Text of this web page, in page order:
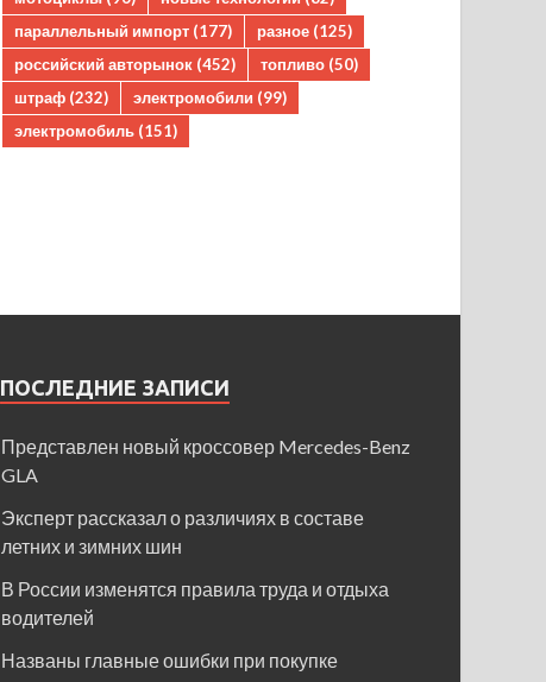
параллельный импорт (177) разное (125)
российский авторынок (452) топливо (50)
штраф (232) электромобили (99)
электромобиль (151)
ПОСЛЕДНИЕ ЗАПИСИ
Представлен новый кроссовер Mercedes-Benz
GLA
Эксперт рассказал о различиях в составе
летних и зимних шин
В России изменятся правила труда и отдыха
водителей
Названы главные ошибки при покупке